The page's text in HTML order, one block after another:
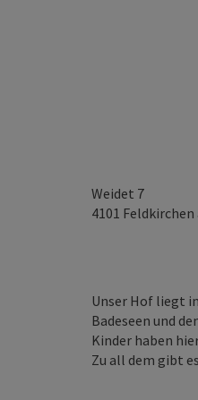
Weidet 7
4101 Feldkirchen
Unser Hof liegt
Badeseen und
Kinder haben
Zu all dem gibt